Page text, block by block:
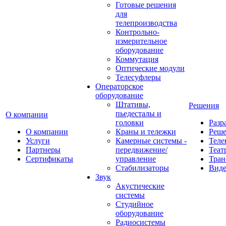
О компании
О компании
Услуги
Партнеры
Сертификаты
Готовые решения
для
телепроизводства
Контрольно-
измерительное
оборудование
Коммутация
Оптические модули
Телесуфлеры
Операторское
оборудование
Штативы,
пьедесталы и
головки
Краны и тележки
Камерные системы -
передвижение/
управление
Стабилизаторы
Звук
Акустические
системы
Студийное
оборудование
Радиосистемы
Решения